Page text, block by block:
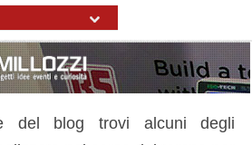
del blog trovi alcuni degli